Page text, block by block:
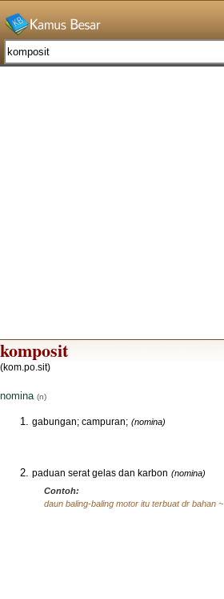
komposit
(kom.po.sit)
nomina (n)
gabungan; campuran; (nomina)
paduan serat gelas dan karbon (nomina)
Contoh:
daun baling-baling motor itu terbuat dr bahan ~